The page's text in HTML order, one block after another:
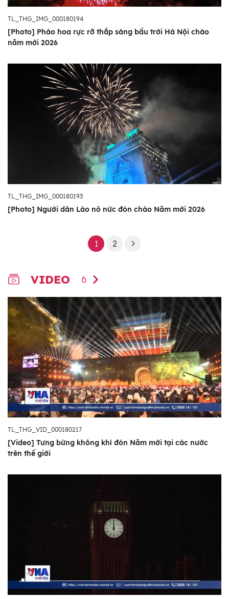
TL_THG_IMG_000180194
[Photo] Pháo hoa rực rỡ thắp sáng bầu trời Hà Nội chào
năm mới 2026
TL_THG_IMG_000180193
[Photo] Người dân Lào nô nức đón chào Năm mới 2026
1 2
VIDEO 6
TL_THG_VID_000180217
[Video] Tưng bừng không khí đón Năm mới tại các nước
trên thế giới